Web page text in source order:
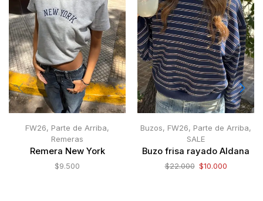
FW26, Parte de Arriba,
Remeras
Remera New York
$9.500
Buzos, FW26, Parte de Arriba,
SALE
Buzo frisa rayado Aldana
$22.000 $10.000